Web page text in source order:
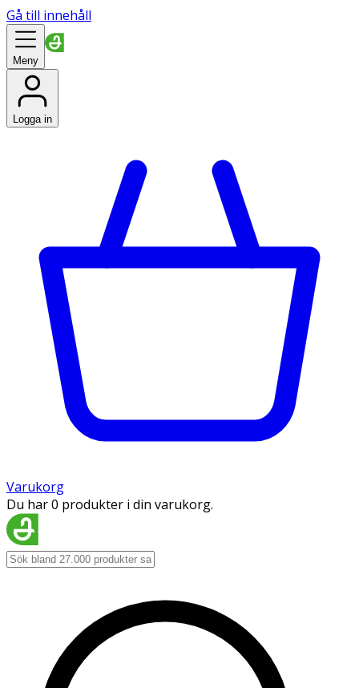
Gå till innehåll
Meny
Logga in
Varukorg
Du har 0 produkter i din varukorg.